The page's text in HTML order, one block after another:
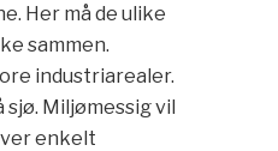
Her må de ulike
sammen.
industriarealer.
sjø. Miljømessig vil
enkelt